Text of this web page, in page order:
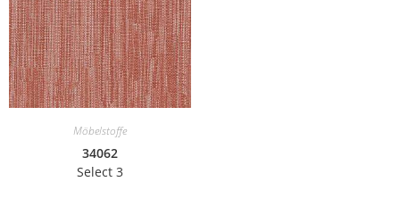
Möbelstoffe
34062
Select 3